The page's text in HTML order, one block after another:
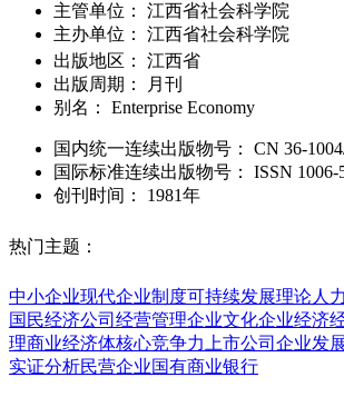
主管单位：
江西省社会科学院
主办单位：
江西省社会科学院
出版地区：
江西省
出版周期：
月刊
别名：
Enterprise Economy
国内统一连续出版物号： CN 36-
国际标准连续出版物号 ： ISSN 1006-
创刊时间：
1981年
热门主题：
中小企业现代企业制度可持续发展理论人
国民经济公司经营管理企业文化企业经济
理商业经济体核心竞争力 上市公司 企业发
实证分析民营企业国有商业银行